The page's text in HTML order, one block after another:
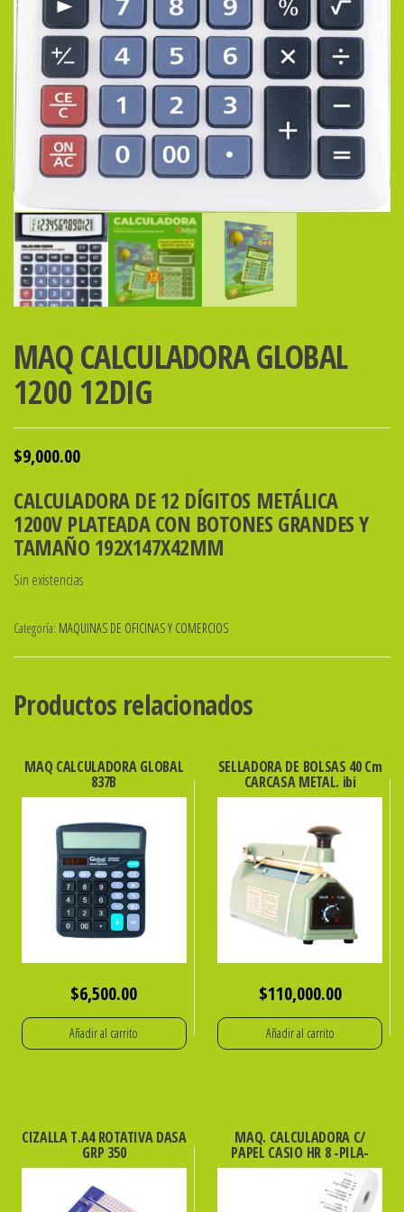
MAQ CALCULADORA GLOBAL
1200 12DIG
$9,000.00
CALCULADORA DE 12 DÍGITOS METÁLICA
1200V PLATEADA CON BOTONES GRANDES Y
TAMAÑO 192X147X42MM
Sin existencias
Categoría: MAQUINAS DE OFICINAS Y COMERCIOS
Productos relacionados
MAQ CALCULADORA GLOBAL
837B
$6,500.00
Añadir al carrito
SELLADORA DE BOLSAS 40 Cm
CARCASA METAL. ibi
$110,000.00
Añadir al carrito
CIZALLA T.A4 ROTATIVA DASA
GRP 350
MAQ. CALCULADORA C/
PAPEL CASIO HR 8 -PILA-